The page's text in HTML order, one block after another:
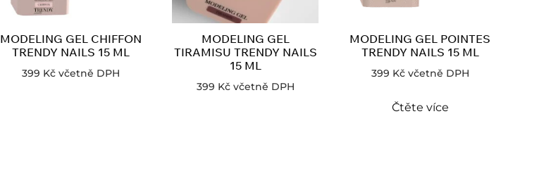
MODELING GEL CHIFFON
TRENDY NAILS 15 ML
399 Kč včetně DPH
MODELING GEL
TIRAMISU TRENDY NAILS
15 ML
399 Kč včetně DPH
MODELING GEL POINTES
TRENDY NAILS 15 ML
399 Kč včetně DPH
Čtěte více